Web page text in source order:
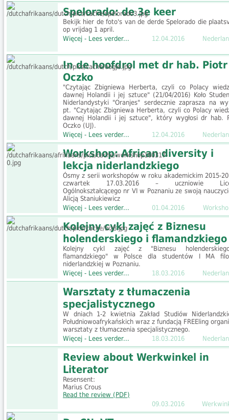
Spelorado: de 3e keer
Bekijk hier de foto's van de derde Spelorado die
op vrijdag 1 april.
Więcej - Lees verder...
12.04.2016
In de hoofdrol met dr hab. Piotr
Oczko
"Czytając Zbigniewa Herberta, czyli co Polacy
dawnej Holandii i jej sztuce" (21/04/2016) Koło
Niderlandystyki "Oranjes" serdecznie zaprasza na
pt. "Czytając Zbigniewa Herberta, czyli co Polacy
dawnej Holandii i jej sztuce", który wygłosi dr hab.
Oczko (UJ).
Więcej - Lees verder...
12.04.2016
Workshop: African diversity i
lekcja niderlandzkiego
Ósmy z serii workshopów w roku akademickim 2015-
czwartek 17.03.2016 – uczniowie
Ogólnokształcącego nr VI w Poznaniu ze swoją
Alicją Staniukiewicz
Więcej - Lees verder...
01.04.2016
Kolejny cykl zajęć z Biznesu
holenderskiego i flamandzkiego
Kolejny cykl zajęć z "Biznesu
flamandzkiego" w Polsce dla studentów I MA
niderlandzkiej w Poznaniu.
Więcej - Lees verder...
18.03.2016
Warsztaty z tłumaczenia
specjalistycznego
W dniach 1-2 kwietnia Zakład Studiów
Południowoafrykańskich wraz z fundacją FREEling
warsztaty z tłumaczenia specjalistycznego.
Więcej - Lees verder...
18.03.2016
Review about Werkwinkel in
Literator
Resensent:
Marius Crous
Read the review (PDF)
09.03.2016